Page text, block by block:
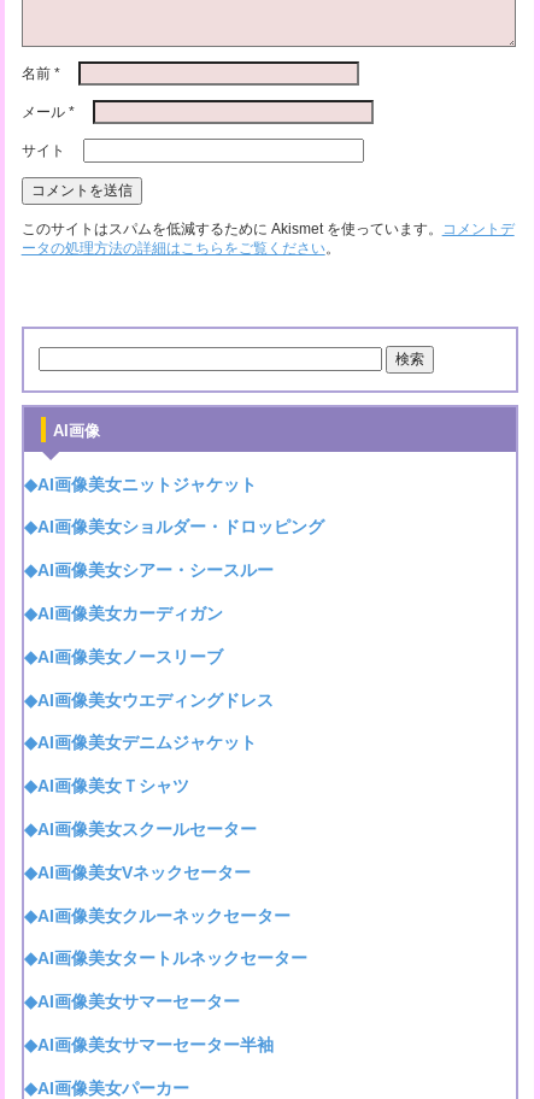
名前 *
メール *
サイト
このサイトはスパムを低減するために Akismet を使っています。
コメントデ
ータの処理方法の詳細はこちらをご覧ください。
AI画像
◆AI画像美女ニットジャケット
◆AI画像美女ショルダー・ドロッピング
◆AI画像美女シアー・シースルー
◆AI画像美女カーディガン
◆AI画像美女ノースリーブ
◆AI画像美女ウエディングドレス
◆AI画像美女デニムジャケット
◆AI画像美女Ｔシャツ
◆AI画像美女スクールセーター
◆AI画像美女Vネックセーター
◆AI画像美女クルーネックセーター
◆AI画像美女タートルネックセーター
◆AI画像美女サマーセーター
◆AI画像美女サマーセーター半袖
◆AI画像美女パーカー